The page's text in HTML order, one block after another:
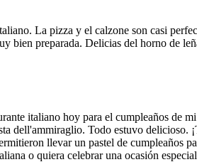
La pizza y el calzone son casi
bien preparada. Delicias del horno de
italiano hoy para el cumpleaños de
dell'ammiraglio. Todo estuvo
llevar un pastel de cumpleaños
o quiera celebrar una ocasión